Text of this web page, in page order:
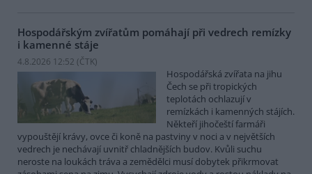
Hospodářským zvířatům pomáhají při vedrech remízky
i kamenné stáje
4.8.2026 12:52 (ČTK)
Hospodářská zvířata na jihu
Čech se při tropických
teplotách ochlazují v
remízkách i kamenných stájích.
Někteří jihočeští farmáři
vypouštějí krávy, ovce či koně na pastviny v noci a v největších
vedrech je nechávají uvnitř chladnějších budov. Kvůli suchu
neroste na loukách tráva a zemědělci musí dobytek přikrmovat